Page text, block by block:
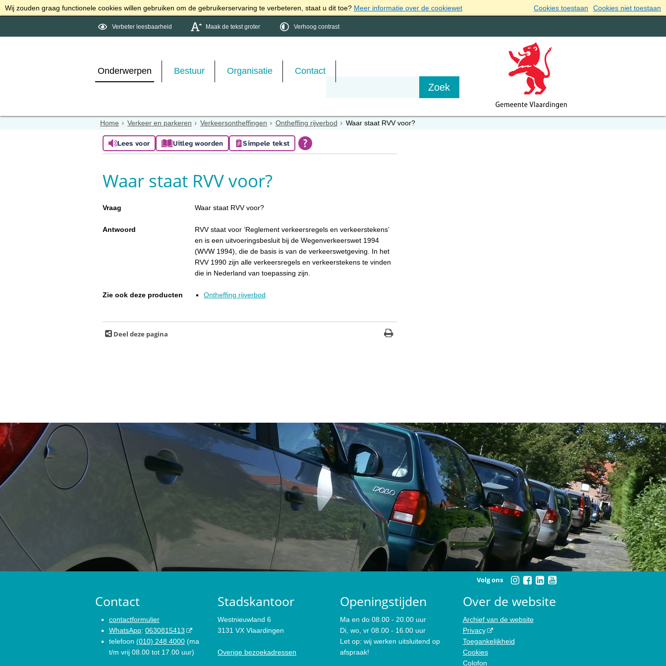
Wij zouden graag functionele cookies willen gebruiken om de gebruikerservaring te verbeteren, staat u dit toe? Meer informatie over de cookiewet Cookies toestaan Cookies niet toestaan
Verbeter leesbaarheid Maak de tekst groter Verhoog contrast
Onderwerpen Bestuur Organisatie Contact
Home Verkeer en parkeren Verkeersontheffingen Ontheffing rijverbod Waar staat RVV voor?
Lees voor Uitleg woorden Simpele tekst
Waar staat RVV voor?
Vraag Waar staat RVV voor?
Antwoord
RVV staat voor ‘Reglement verkeersregels en verkeerstekens’
en is een uitvoeringsbesluit bij de Wegenverkeerswet 1994
(WVW 1994), die de basis is van de verkeerswetgeving. In het
RVV 1990 zijn alle verkeersregels en verkeerstekens te vinden
die in Nederland van toepassing zijn.
Zie ook deze producten Ontheffing rijverbod
Deel deze pagina
Volg ons
Contact
contactformulier
WhatsApp: 0630815413
telefoon (010) 248 4000 (ma
t/m vrij 08.00 tot 17.00 uur)
Stadskantoor
Westnieuwland 6
3131 VX Vlaardingen
Overige bezoekadressen
Openingstijden
Ma en do 08.00 - 20.00 uur
Di, wo, vr 08.00 - 16.00 uur
Let op: wij werken uitsluitend op
afspraak!
Over de website
Archief van de website
Privacy
Toegankelijkheid
Cookies
Colofon